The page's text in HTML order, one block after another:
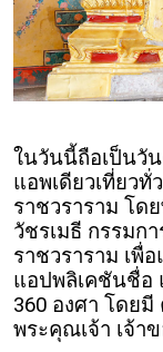
ในวันนี้ถือเป็นวั
แอพเดียวเที่ยว
ราชวราราม โด
วัชรเมธี กรรมก
ราชวราราม เพื่
แอปพลิเคชันชื่อ
360 องศา โดย
พระคุณเจ้า เจ้า